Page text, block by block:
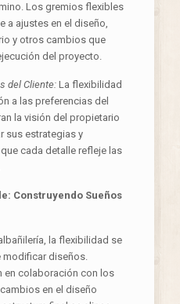
Los gremios flexibles
a ajustes en el diseño,
y otros cambios que
del proyecto.
del Cliente:La flexibilidad
a las preferencias del
la visión del propietario
sus estrategias y
cada detalle refleje las
Construyendo Sueños
la flexibilidad se
modificar diseños.
en colaboración con los
en el diseño